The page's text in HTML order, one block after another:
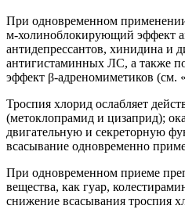
При одновременном
м-холиноблокирующий эффект
антидепрессантов, хинидина и
антигистаминных ЛС, а также
эффект β-адреномиметиков (см.
Троспия хлорид ослабляет
(метоклопрамид и цизаприд);
двигательную и секреторную
всасывание одновременно
При одновременном приеме
вещества, как гуар,
снижение всасывания троспия